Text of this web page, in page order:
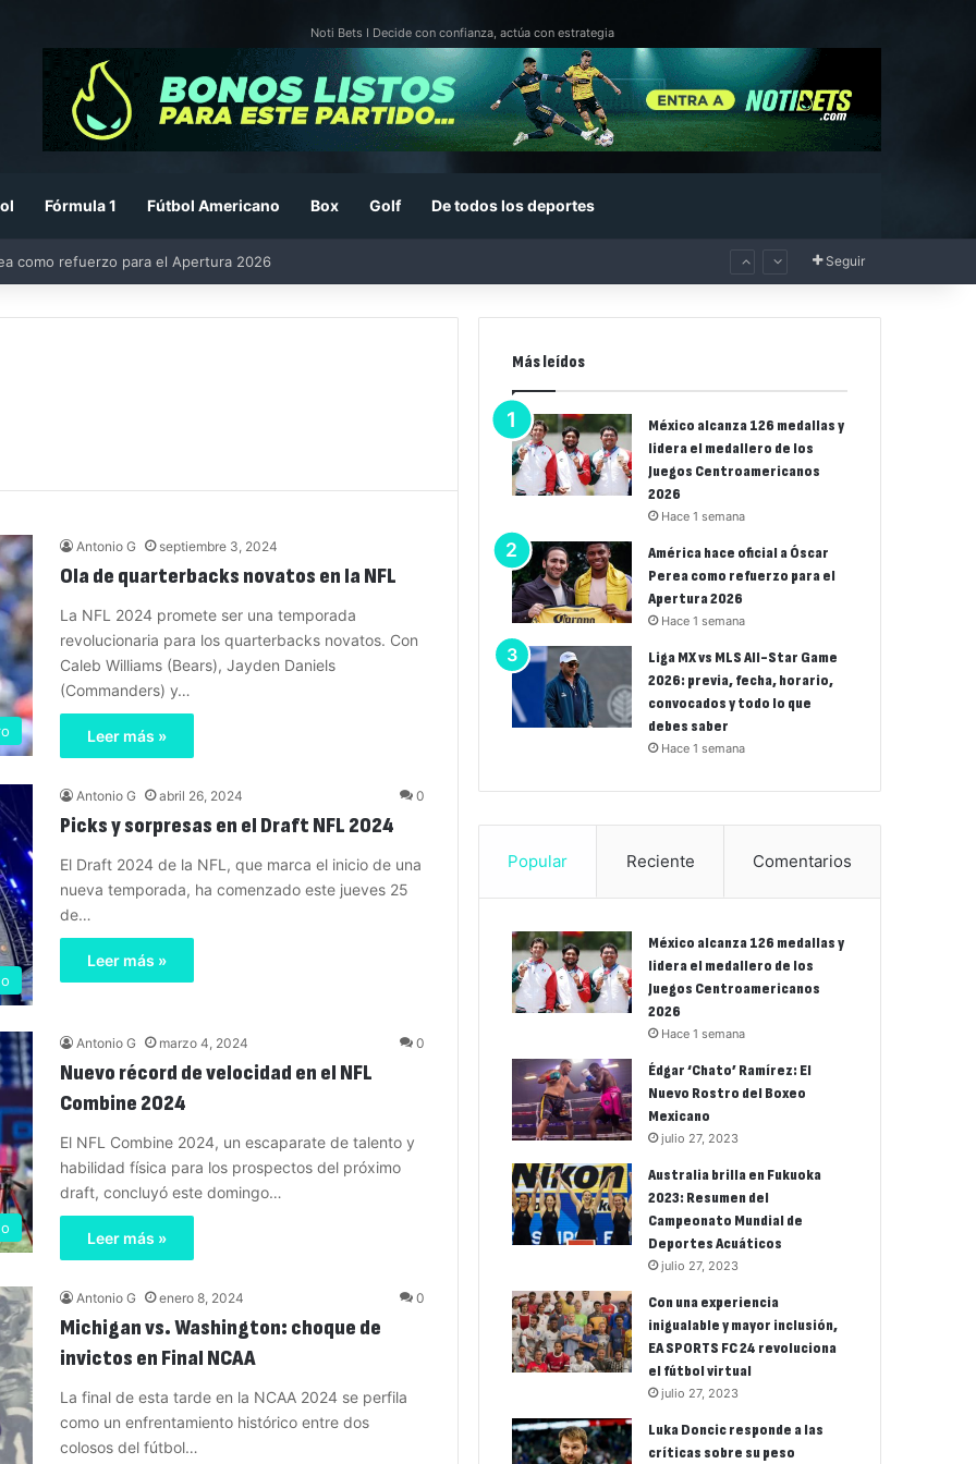
Noti Bets I Decide con confianza, actúa con estrategia
Fórmula 1 Fútbol Americano Box Golf De todos los deportes
como refuerzo para el Apertura 2026 Seguir
Antonio G septiembre 3, 2024
Ola de quarterbacks novatos en la NFL
La NFL 2024 promete ser una temporada
revolucionaria para los quarterbacks novatos. Con
Caleb Williams (Bears), Jayden Daniels
(Commanders) y…
Leer más »
Antonio G abril 26, 2024 0
Picks y sorpresas en el Draft NFL 2024
El Draft 2024 de la NFL, que marca el inicio de una
nueva temporada, ha comenzado este jueves 25
de…
Leer más »
Antonio G marzo 4, 2024 0
Nuevo récord de velocidad en el NFL
Combine 2024
El NFL Combine 2024, un escaparate de talento y
habilidad física para los prospectos del próximo
draft, concluyó este domingo…
Leer más »
Antonio G enero 8, 2024 0
Michigan vs. Washington: choque de
invictos en Final NCAA
La final de esta tarde en la NCAA 2024 se perfila
como un enfrentamiento histórico entre dos
colosos del fútbol…
Más leídos
México alcanza 126 medallas y
lidera el medallero de los
Juegos Centroamericanos
2026
Hace 1 semana
América hace oficial a Óscar
Perea como refuerzo para el
Apertura 2026
Hace 1 semana
Liga MX vs MLS All-Star Game
2026: previa, fecha, horario,
convocados y todo lo que
debes saber
Hace 1 semana
Popular Reciente Comentarios
México alcanza 126 medallas y
lidera el medallero de los
Juegos Centroamericanos
2026
Hace 1 semana
Édgar ‘Chato’ Ramírez: El
Nuevo Rostro del Boxeo
Mexicano
julio 27, 2023
Australia brilla en Fukuoka
2023: Resumen del
Campeonato Mundial de
Deportes Acuáticos
julio 27, 2023
Con una experiencia
inigualable y mayor inclusión,
EA SPORTS FC 24 revoluciona
el fútbol virtual
julio 27, 2023
Luka Doncic responde a las
críticas sobre su peso